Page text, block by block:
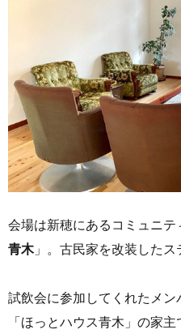
会場は新穂にあるコミュニテ
青木」。古民家を改装したス
試飲会に参加してくれたメン
「ほっとハウス青木」の家